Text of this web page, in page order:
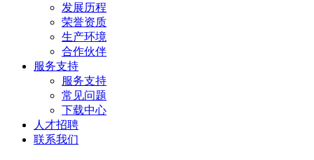
发展历程
荣誉资质
生产环境
合作伙伴
服务支持
服务支持
常见问题
下载中心
人才招聘
联系我们